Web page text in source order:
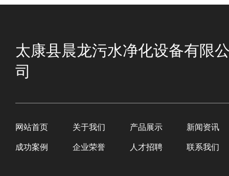
太康县晨龙污水净化设备有限
司
网站首页 关于我们 产品展示 新闻资讯
成功案例 企业荣誉 人才招聘 联系我们